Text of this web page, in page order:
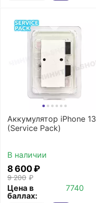
Аккумулятор iPhone 13
(Service Pack)
В наличии
9 200 ₽
8 600₽
Цена в
баллах:
7740